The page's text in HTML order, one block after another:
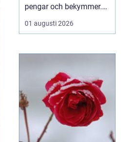
pengar och bekymmer.
För många förare blir
servicefrågan ändå
tills en varningslampa
känns fel. Ge...
01 augusti 2026